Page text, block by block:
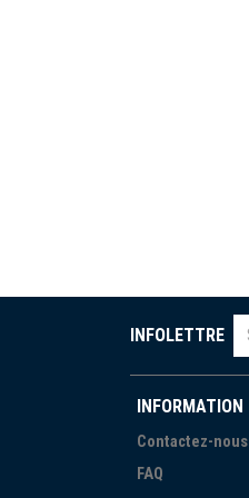
INFOLETTRE
INFORMATION
Contactez-nous
FAQ